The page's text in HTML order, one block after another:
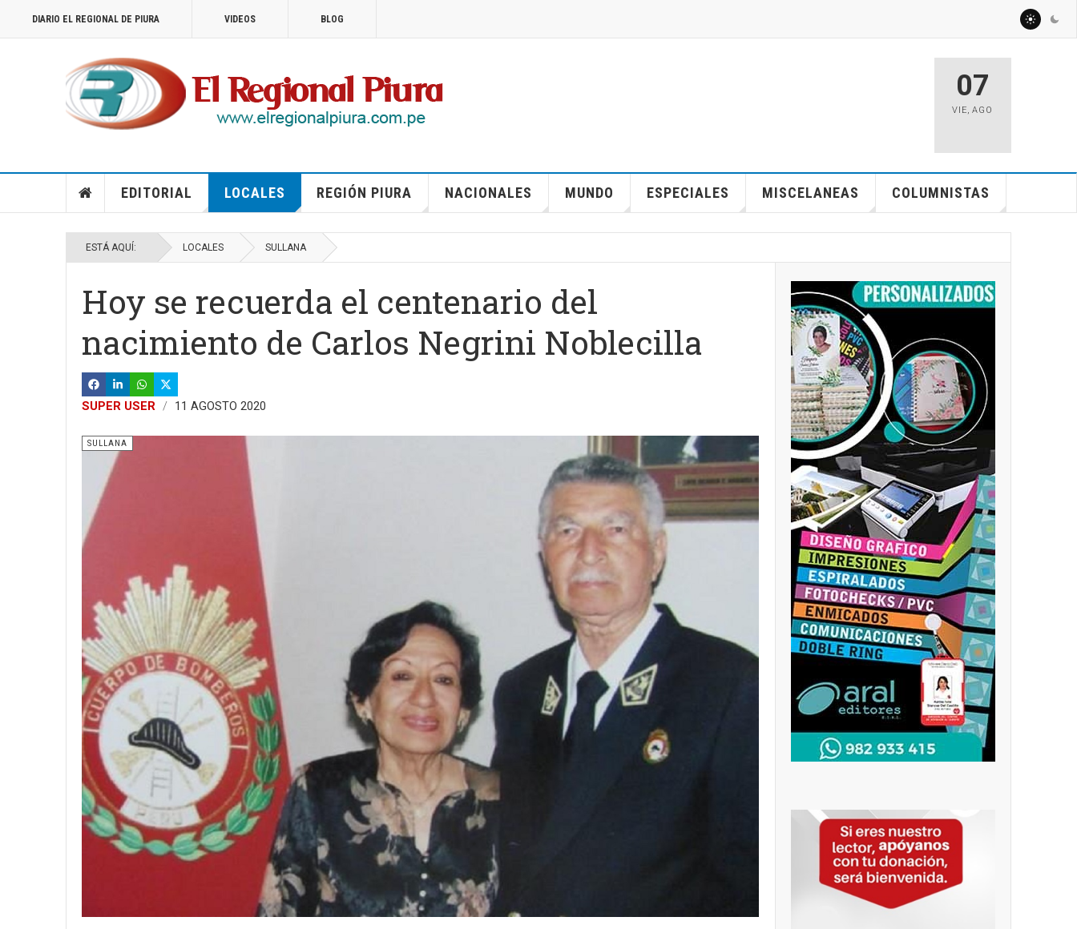
DIARIO EL REGIONAL DE PIURA VIDEOS BLOG
07
VIE,AGO
EDITORIAL LOCALES REGIÓN PIURA NACIONALES MUNDO ESPECIALES MISCELANEAS COLUMNISTAS
ESTÁ AQUÍ: LOCALES SULLANA
Hoy se recuerda el centenario del
nacimiento de Carlos Negrini Noblecilla
SUPER USER 11 AGOSTO 2020
SULLANA